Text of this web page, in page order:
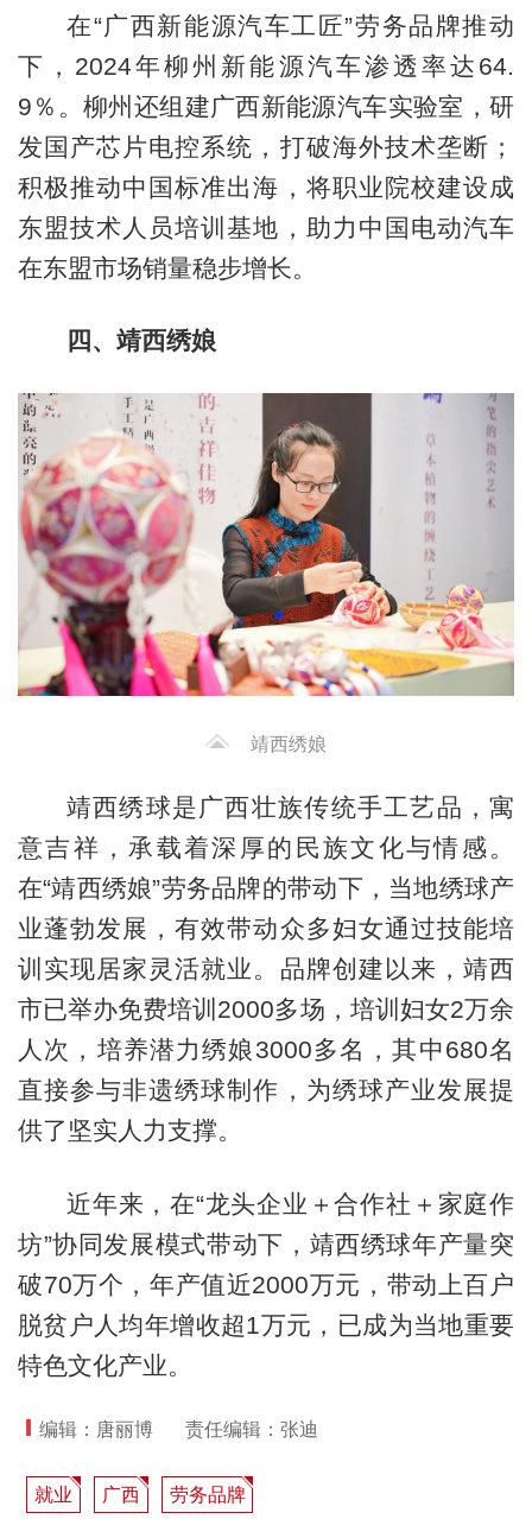
在“广西新能源汽车工匠”劳务品牌推动
下，2024年柳州新能源汽车渗透率达64.
9％。柳州还组建广西新能源汽车实验室，研
发国产芯片电控系统，打破海外技术垄断；
积极推动中国标准出海，将职业院校建设成
东盟技术人员培训基地，助力中国电动汽车
在东盟市场销量稳步增长。
四、靖西绣娘
靖西绣娘
靖西绣球是广西壮族传统手工艺品，寓
意吉祥，承载着深厚的民族文化与情感。
在“靖西绣娘”劳务品牌的带动下，当地绣球产
业蓬勃发展，有效带动众多妇女通过技能培
训实现居家灵活就业。品牌创建以来，靖西
市已举办免费培训2000多场，培训妇女2万余
人次，培养潜力绣娘3000多名，其中680名
直接参与非遗绣球制作，为绣球产业发展提
供了坚实人力支撑。
近年来，在“龙头企业＋合作社＋家庭作
坊”协同发展模式带动下，靖西绣球年产量突
破70万个，年产值近2000万元，带动上百户
脱贫户人均年增收超1万元，已成为当地重要
特色文化产业。
编辑：唐丽博 责任编辑：张迪
就业 广西 劳务品牌